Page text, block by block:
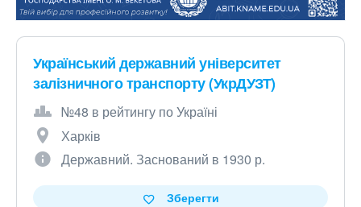
Український державний університет
залізничного транспорту (УкрДУЗТ)
№48 в рейтингу по Україні
Харків
Державний. Заснований в 1930 р.
Зберегти